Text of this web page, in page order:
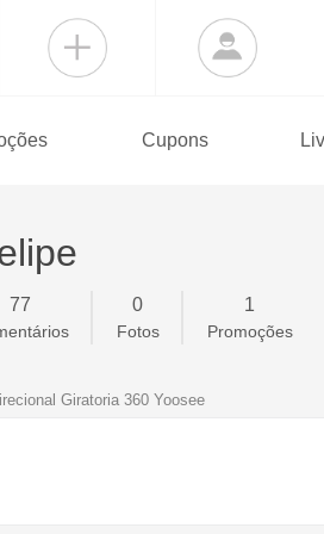
Cupons
77 0
Fotos
1
Promoções
Giratoria 360 Yoosee